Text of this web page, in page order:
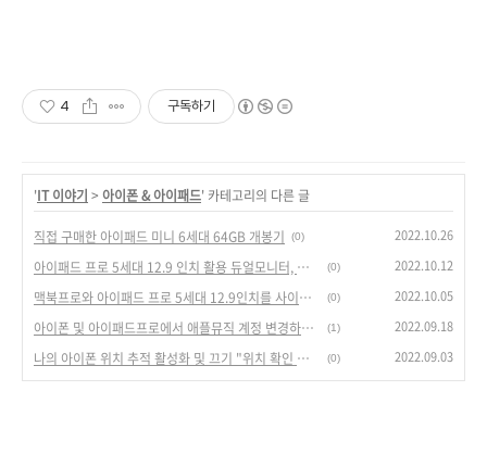
4 구독하기
'IT 이야기 > 아이폰 & 아이패드' 카테고리의 다른 글
직접 구매한 아이패드 미니 6세대 64GB 개봉기 (0) 2022.10.26
아이패드 프로 5세대 12.9 인치 활용 듀얼모니터, 사이드카 및 유니버설 컨트롤 설정 (0) 2022.10.12
맥북프로와 아이패드 프로 5세대 12.9인치를 사이드카로 연결하여 듀얼 모니터로 사용하는 방법 (0) 2022.10.05
아이폰 및 아이패드프로에서 애플뮤직 계정 변경하는 방법 (1) 2022.09.18
나의 아이폰 위치 추적 활성화 및 끄기 "위치 확인 알아보기" (0) 2022.09.03